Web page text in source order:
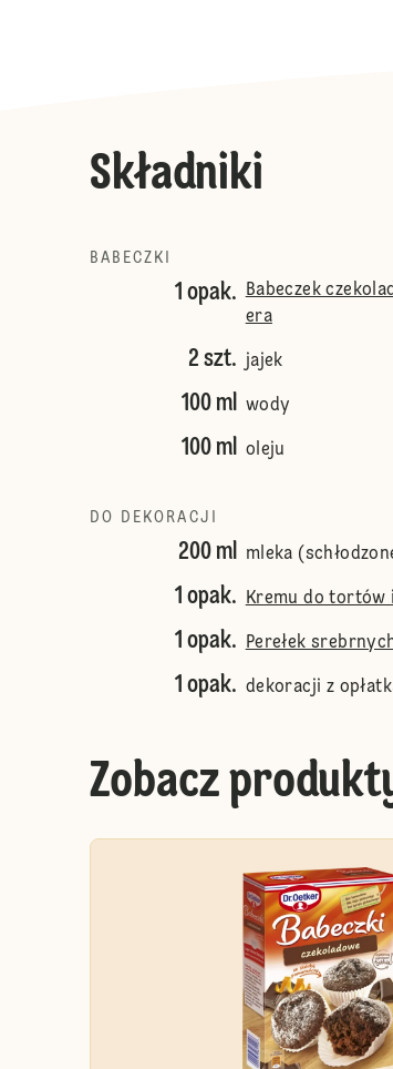
Składniki
BABECZKI
1 opak.
Babeczek
era
2 szt. jajek
100 ml wody
100 ml oleju
DO DEKORACJI
200 ml mleka
1 opak. Kremu do tortów
1 opak. Perełek
1 opak. dekoracji z
Zobacz